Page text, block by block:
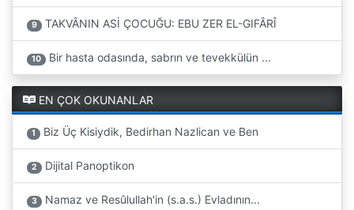
9 TAKVÂNIN ASİ ÇOCUĞU: EBU ZER EL-GIFÂRÎ
10 Bir hasta odasında, sabrın ve tevekkülün ...
EN ÇOK OKUNANLAR
1 Biz Üç Kisiydik, Bedirhan Nazlican ve Ben
2 Dijital Panoptikon
3 Namaz ve Resûlullah'in (s.a.s.) Evladının...